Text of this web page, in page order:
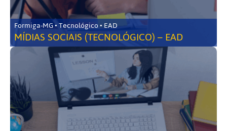
Formiga-MG • Tecnológico • EAD
MÍDIAS SOCIAIS (TECNOLÓGICO) – EAD